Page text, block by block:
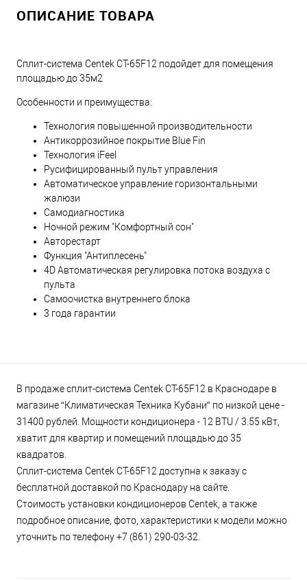
ОПИСАНИЕ ТОВАРА
Сплит-система Centek CT-65F12 подойдет для помещения
площадью до 35м2
Особенности и преимущества:
Технология повышенной производительности
Антикоррозийное покрытие Blue Fin
Технология iFeel
Русифицированный пульт управления
Автоматическое управление горизонтальными
жалюзи
Самодиагностика
Ночной режим "Комфортный сон"
Aвторестарт
Функция "Антиплесень"
4D Автоматическая регулировка потока воздуха с
пульта
Самоочистка внутреннего блока
3 года гарантии
В продаже сплит-система Centek CT-65F12 в Краснодаре в
магазине “Климатическая Техника Кубани” по низкой цене -
31400 рублей. Мощности кондиционера - 12 BTU / 3.55 кВт,
хватит для квартир и помещений площадью до 35
квадратов.
Сплит-система Centek CT-65F12 доступна к заказу с
бесплатной доставкой по Краснодару на сайте.
Стоимость установки кондиционеров Centek, а также
подробное описание, фото, характеристики к модели можно
уточнить по телефону +7 (861) 290-03-32.